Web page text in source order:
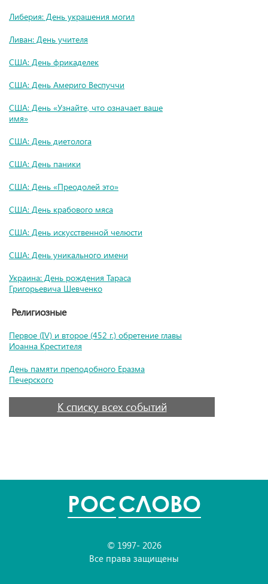
Либерия: День украшения могил
Ливан: День учителя
США: День фрикаделек
США: День Америго Веспуччи
США: День «Узнайте, что означает ваше
имя»
США: День диетолога
США: День паники
США: День «Преодолей это»
США: День крабового мяса
США: День искусственной челюсти
США: День уникального имени
Украина: День рождения Тараса
Григорьевича Шевченко
Религиозные
Первое (IV) и второе (452 г.) обретение главы
Иоанна Крестителя
День памяти преподобного Еразма
Печерского
К списку всех событий
POCСЛОВО
© 1997- 2026
Все права защищены